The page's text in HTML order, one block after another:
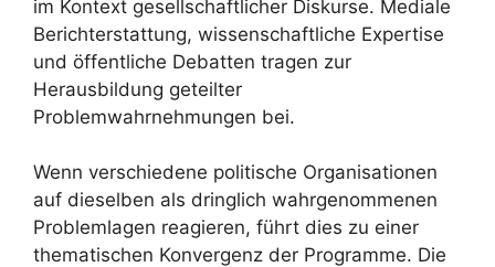
im Kontext gesellschaftlicher Diskurse. Mediale
Berichterstattung, wissenschaftliche Expertise
und öffentliche Debatten tragen zur
Herausbildung geteilter
Problemwahrnehmungen bei.
Wenn verschiedene politische Organisationen
auf dieselben als dringlich wahrgenommenen
Problemlagen reagieren, führt dies zu einer
thematischen Konvergenz der Programme. Die